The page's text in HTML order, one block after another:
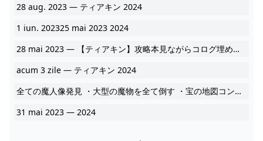
28 aug. 2023 — ティアキン 2024
1 iun. 202325 mai 2023 2024
28 mai 2023 — 【ティアキン】攻略本見ながらコログ埋めするのって楽しいか・・・？ 2024
acum 3 zile — ティアキン 2024
全ての魔人像発見 ・大型の魔物を全て倒す ・宝の地図コンプリート ・イーガ団の設計図コンプリート ・ハイラル図鑑コンプリート 2024
31 mai 2023 — 2024